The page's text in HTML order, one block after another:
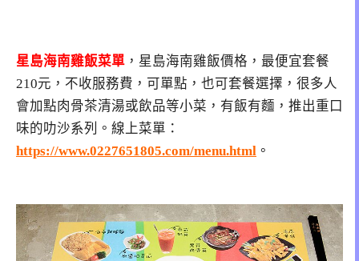
星島海南雞飯菜單 ，星島海南雞飯價格，最便宜套餐
210元，不收服務費，可單點，也可套餐選擇，很多人
會加點肉骨茶清湯或飲品等小菜，有飯有麵，推出重口
味的叻沙系列。線上菜單：
https://www.0227651805.com/menu.html 。